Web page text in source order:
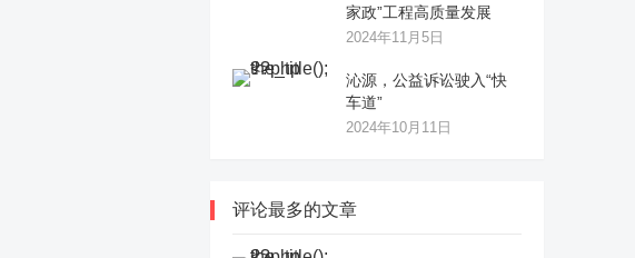
家政”工程高质量发展
2024年11月5日
沁源，公益诉讼驶入“快
车道”
2024年10月11日
评论最多的文章